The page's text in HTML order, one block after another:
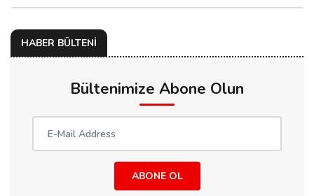
HABER BÜLTENİ
Bültenimize Abone Olun
ABONE OL